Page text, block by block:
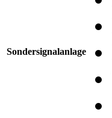
Sondersignalanlage